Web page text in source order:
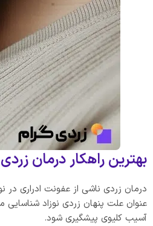
بهترین راهکار درمان
درمان زردی ناشی از عفونت ادراری در
عنوان علت پنهان زردی نوزاد
آسیب کلیوی پیشگیری شود.